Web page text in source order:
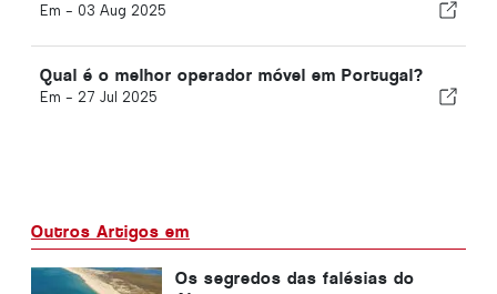
Em - 03 Aug 2025
Qual é o melhor operador móvel em Portugal?
Em - 27 Jul 2025
Outros Artigos em
Os segredos das falésias do